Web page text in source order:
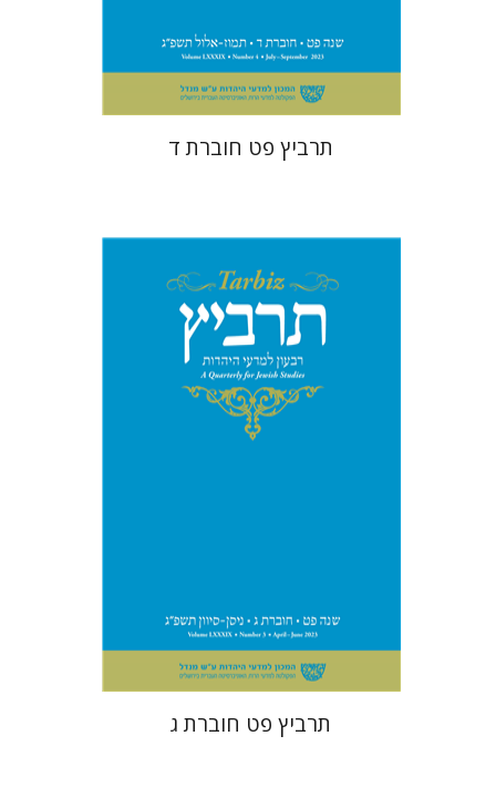
$31
$28
תרביץ פט חוברת ד
מיכאל סיגל יהונתן גארב
$31
$28
תרביץ פט חוברת ג